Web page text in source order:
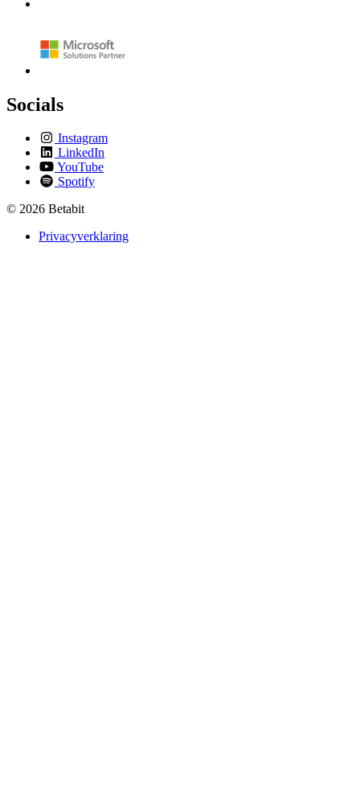
Socials
Instagram
LinkedIn
YouTube
Spotify
© 2026 Betabit
Privacyverklaring